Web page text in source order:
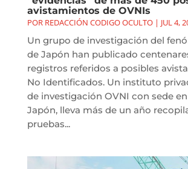
avistamientos de OVNIs
POR REDACCIÓN CODIGO OCULTO| JUL 4,
Un grupo de investigación del
de Japón han publicado
registros referidos a posibles
No Identificados. Un instituto
de investigación OVNI con sede
Japón, lleva más de un año
pruebas...